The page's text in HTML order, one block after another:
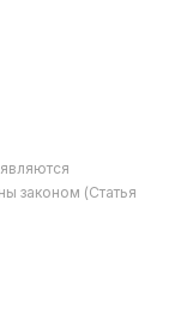
законом (Статья